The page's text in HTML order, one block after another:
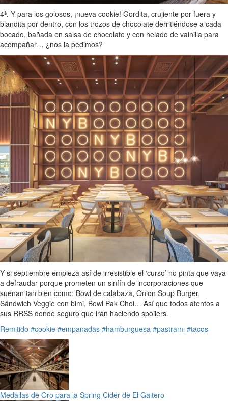
4ª. Y para los golosos, ¡nueva cookie! Gordita, crujiente por fuera y
blandita por dentro, con los trozos de chocolate derritiéndose a cada
bocado, bañada en salsa de chocolate y con helado de vainilla para
acompañar… ¿nos la pedimos?
Y si septiembre empieza así de irresistible el ‘curso’ no pinta que vaya
a defraudar porque prometen un sinfín de incorporaciones que
suenan tan bien como: Bowl de calabaza, Onion Soup Burger,
Sándwich Veggie con bimi, Bowl Pak Choi… Así que todos atentos a
sus RRSS donde seguro que irán haciendo spoilers.
Remitido #cookie #empanadas #hamburguesa #pastrami #tacos
Medallas de Oro para la Spring Cider de El Gaitero